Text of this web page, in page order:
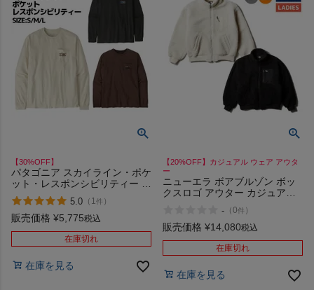
【30%OFF】
パタゴニア スカイライン・ポケ
ット・レスポンシビリティー T
シャツ 長袖 ロンT カジュアル
アウトドア アパレル ウェア
PATAGONIA 73 skyline pocket
5.0 （ 1件 ）
販売価格 ¥5,775税込
在庫切れ
在庫を見る
【20%OFF】カジュアル ウェア アウタ
ー
ニューエラ ボアブルゾン ボッ
クスロゴ アウター カジュアル
- （0件 ）
販売価格 ¥14,080税込
在庫切れ
在庫を見る